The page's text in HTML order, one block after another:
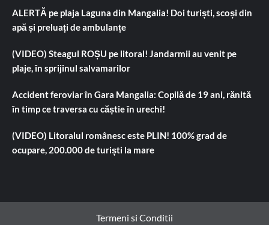
ALERTĂ pe plaja Laguna din Mangalia! Doi turiști, scoși din
apă și preluați de ambulanțe
(VIDEO) Steagul ROȘU pe litoral! Jandarmii au venit pe
plaje, în sprijinul salvamarilor
Accident feroviar în Gara Mangalia: Copilă de 19 ani, rănită
în timp ce traversa cu căștie în urechi!
(VIDEO) Litoralul românesc este PLIN! 100% grad de
ocupare, 200.000 de turiști la mare
Termeni si Conditii